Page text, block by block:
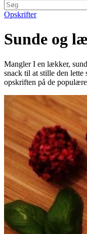
Opskrifter
Sunde og
Mangler I en lækker,
snack til at stille den lette
opskriften på de